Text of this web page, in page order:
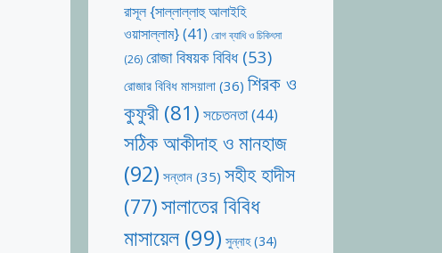
রাসূল {সাল্লাল্লাহু আলাইহি
ওয়াসাল্লাম}(41) রোগ ব্যাধি ও চিকিৎসা
(26) রোজা বিষয়ক বিবিধ(53)
রোজার বিবিধ মাসয়ালা (36) শিরক ও
কুফুরী (81) সচেতনতা(44)
সঠিক আকীদাহ ও মানহাজ
(92) সন্তান (35) সহীহ হাদীস
(77)সালাতের বিবিধ
মাসায়েল(99) সুন্নাহ(34)